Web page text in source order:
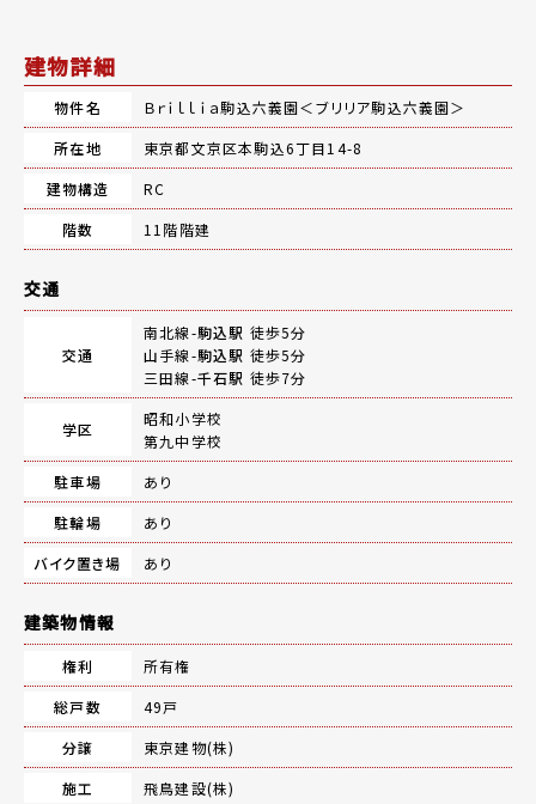
建物詳細
物件名
Ｂｒｉｌｌｉａ駒込六義園＜ブリリア駒込六義園＞
所在地
東京都文京区本駒込6丁目14-8
建物構造
RC
階数
11階階建
交通
交通
南北線-駒込駅 徒歩5分
山手線-駒込駅 徒歩5分
三田線-千石駅 徒歩7分
学区
昭和小学校
第九中学校
駐車場
あり
駐輪場
あり
バイク置き場
あり
建築物情報
権利
所有権
総戸数
49戸
分譲
東京建物(株)
施工
飛鳥建設(株)